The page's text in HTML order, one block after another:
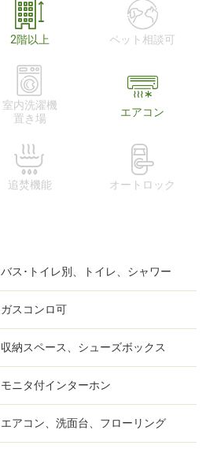
2階以上 ペット相談可
室内洗濯機
置き場
エアコン
追焚機能 オートロック
バス･トイレ別、トイレ、シャワー
ガスコンロ可
収納スペース、シューズボックス
モニタ付インターホン
エアコン、洗面台、フローリング